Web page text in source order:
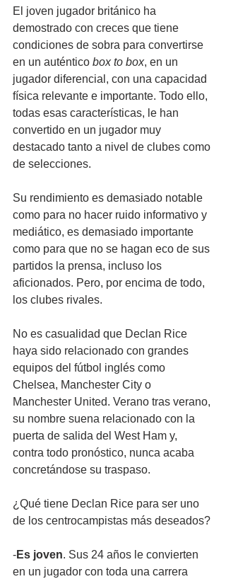
El joven jugador británico ha
demostrado con creces que tiene
condiciones de sobra para convertirse
en un auténtico box to box, en un
jugador diferencial, con una capacidad
física relevante e importante. Todo ello,
todas esas características, le han
convertido en un jugador muy
destacado tanto a nivel de clubes como
de selecciones.
Su rendimiento es demasiado notable
como para no hacer ruido informativo y
mediático, es demasiado importante
como para que no se hagan eco de sus
partidos la prensa, incluso los
aficionados. Pero, por encima de todo,
los clubes rivales.
No es casualidad que Declan Rice
haya sido relacionado con grandes
equipos del fútbol inglés como
Chelsea, Manchester City o
Manchester United. Verano tras verano,
su nombre suena relacionado con la
puerta de salida del West Ham y,
contra todo pronóstico, nunca acaba
concretándose su traspaso.
¿Qué tiene Declan Rice para ser uno
de los centrocampistas más deseados?
-Es joven. Sus 24 años le convierten
en un jugador con toda una carrera